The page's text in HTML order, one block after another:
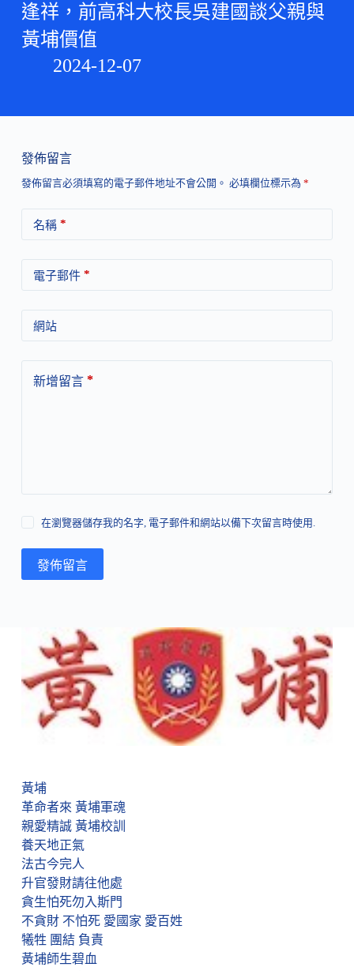
逢祥，前高科大校長吳建國談父親與
黃埔價值
2024-12-07
發佈留言
發佈留言必須填寫的電子郵件地址不會公開。 必填欄位標示為 *
名稱 *
電子郵件*
網站
新增留言*
在瀏覽器儲存我的名字, 電子郵件和網站以備下次留言時使用.
發佈留言
黃埔
革命者來 黃埔軍魂
親愛精誠 黃埔校訓
養天地正氣
法古今完人
升官發財請往他處
貪生怕死勿入斯門
不貪財 不怕死 愛國家 愛百姓
犧牲 團結 負責
黃埔師生碧血